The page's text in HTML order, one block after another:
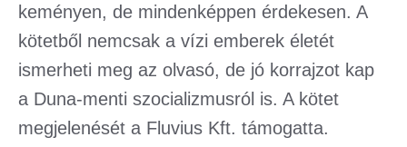
keményen, de mindenképpen érdekesen. A
kötetből nemcsak a vízi emberek életét
ismerheti meg az olvasó, de jó korrajzot kap
a Duna-menti szocializmusról is. A kötet
megjelenését a Fluvius Kft. támogatta.